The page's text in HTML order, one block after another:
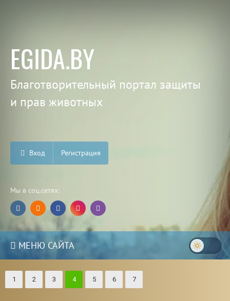
EGIDA.BY
Благотворительный портал защиты
и прав животных
Вход Регистрация
Мы в соц.сетях:
МЕНЮ САЙТА
1 2 3 4 5 6 7